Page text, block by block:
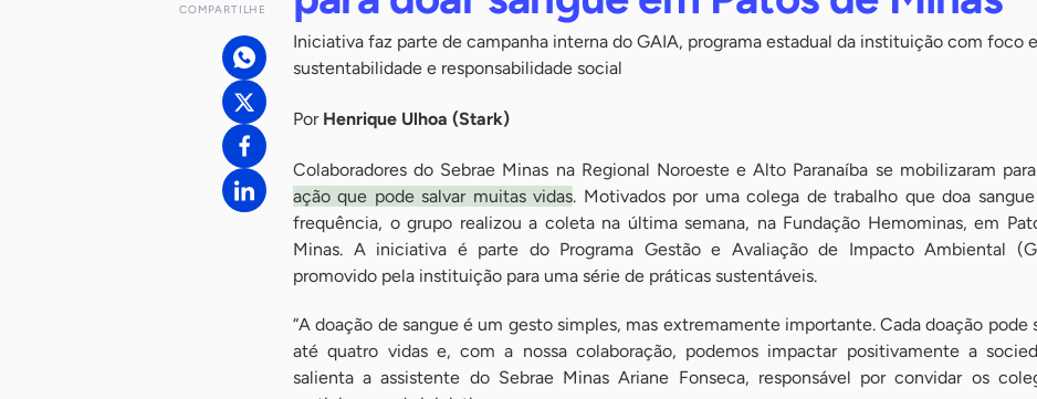
COMPARTILHE
Iniciativa faz parte de campanha interna do GAIA, programa estadual da instituição com foco
sustentabilidade e responsabilidade social
Por Henrique Ulhoa (Stark)
Colaboradores do Sebrae Minas na Regional Noroeste e Alto Paranaíba se mobilizaram
ação que pode salvar muitas vidas. Motivados por uma colega de trabalho que doa
frequência, o grupo realizou a coleta na última semana, na Fundação Hemominas, em
Minas. A iniciativa é parte do Programa Gestão e Avaliação de Impacto Ambiental
promovido pela instituição para uma série de práticas sustentáveis.
“A doação de sangue é um gesto simples, mas extremamente importante. Cada doação pode
até quatro vidas e, com a nossa colaboração, podemos impactar positivamente a
salienta a assistente do Sebrae Minas Ariane Fonseca, responsável por convidar os